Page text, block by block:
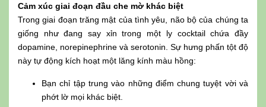
Cảm xúc giai đoạn đầu che mờ khác biệt
Trong giai đoạn trăng mật của tình yêu, não bộ của chúng ta
giống như đang say xỉn trong một ly cocktail chứa đầy
dopamine, norepinephrine và serotonin. Sự hưng phấn tột độ
này tự động kích hoạt một lăng kính màu hồng:
Bạn chỉ tập trung vào những điểm chung tuyệt vời và
phớt lờ mọi khác biệt.